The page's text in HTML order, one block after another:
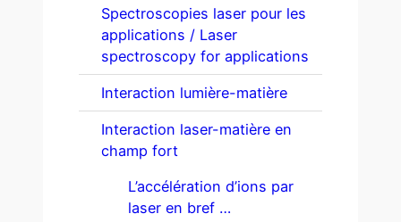
Spectroscopies laser pour les
applications / Laser
spectroscopy for applications
Interaction lumière-matière
Interaction laser-matière en
champ fort
L’accélération d’ions par
laser en bref …